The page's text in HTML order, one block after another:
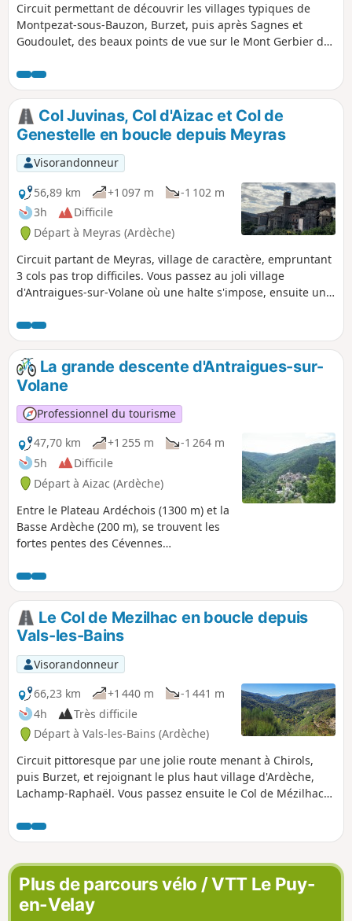
Circuit permettant de découvrir les villages typiques de
Montpezat-sous-Bauzon, Burzet, puis après Sagnes et
Goudoulet, des beaux points de vue sur le Mont Gerbier de
route de la Fontaulière.
Col Juvinas, Col d'Aizac et Col de
Genestelle en boucle depuis Meyras
Visorandonneur
56,89 km
+1 097 m
-1 102 m
3h
Difficile
Départ à Meyras (Ardèche)
Circuit partant de Meyras, village de caractère, empruntant
3 cols pas trop difficiles. Vous passez au joli village
d'Antraigues-sur-Volane où une halte s'impose, ensuite une
descendre en direction de Vals-les-Bains. Vous rejoignez
Lavelade d'Ardèche par la petite route d'Arlix, puis pour
éviter la N102, une route agréable par Prades et Jaujac.
La grande descente d'Antraigues-sur-
Volane
Professionnel du tourisme
47,70 km
+1 255 m
-1 264 m
5h
Difficile
Départ à Aizac (Ardèche)
Entre le Plateau Ardéchois (1300 m) et la
Basse Ardèche (200 m), se trouvent les
fortes pentes des Cévennes
ne pas manquer: Aizac : point de départ
et d'arrivée et Antraigues-sur-Volane :
point de mire durant la descente. Sur
ces pentes, 2 rivières qui vous serviront
de guide : la Besorgues à la montée et
la Volane à la descente ! Qui dit
descente ... dit montée ! Pour les moins
sportifs, possibilité de la zapper (voir
plus bas "infos pratiques").
Le Col de Mezilhac en boucle depuis
Vals-les-Bains
Visorandonneur
66,23 km
+1 440 m
-1 441 m
4h
Très difficile
Départ à Vals-les-Bains (Ardèche)
Circuit pittoresque par une jolie route menant à Chirols,
puis Burzet, et rejoignant le plus haut village d'Ardèche,
Lachamp-Raphaël. Vous passez ensuite le Col de Mézilhac
Plus de parcours vélo / VTT Le Puy-
en-Velay